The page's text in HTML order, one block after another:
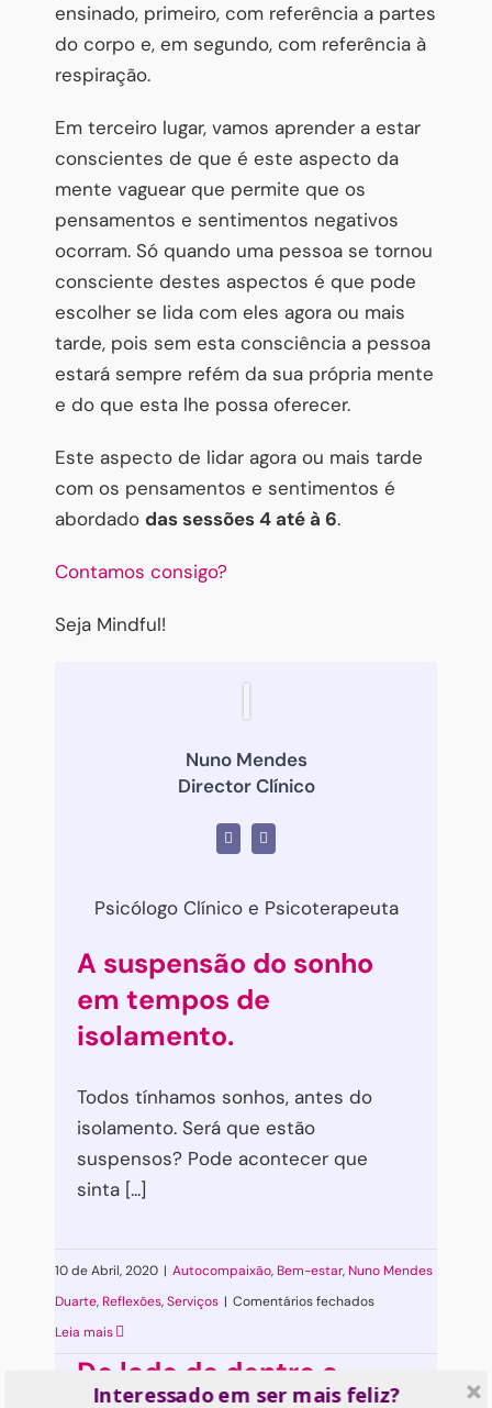
ensinado, primeiro, com referência a partes
do corpo e, em segundo, com referência à
respiração.
Em terceiro lugar, vamos aprender a estar
conscientes de que é este aspecto da
mente vaguear que permite que os
pensamentos e sentimentos negativos
ocorram. Só quando uma pessoa se tornou
consciente destes aspectos é que pode
escolher se lida com eles agora ou mais
tarde, pois sem esta consciência a pessoa
estará sempre refém da sua própria mente
e do que esta lhe possa oferecer.
Este aspecto de lidar agora ou mais tarde
com os pensamentos e sentimentos é
abordado das sessões 4 até à 6.
Contamos consigo?
Seja Mindful!
Nuno Mendes
Director Clínico
Psicólogo Clínico e Psicoterapeuta
A suspensão do sonho
em tempos de
isolamento.
Todos tínhamos sonhos, antes do
isolamento. Será que estão
suspensos? Pode acontecer que
sinta [...]
10 de Abril, 2020 | Autocompaixão, Bem-estar, Nuno Mendes
Duarte, Reflexões,Serviços | Comentários fechadosem
do
Leia mais
Do lado de dentro a
Interessado em ser mais feliz?